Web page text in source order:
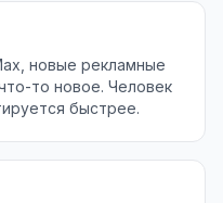
новые рекламные
то новое. Человек
быстрее.